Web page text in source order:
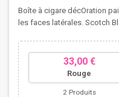
Boîte à cigare décOration
les faces latérales. Scotch
33,00 €
Rouge
2 Produits